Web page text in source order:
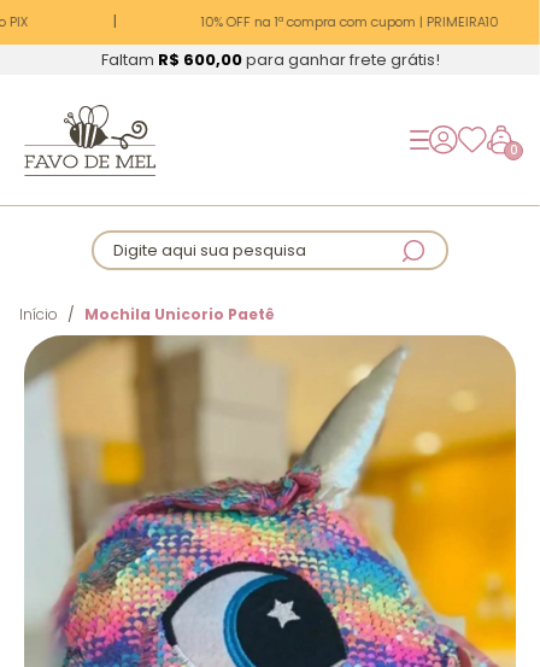
10% OFF na 1ª compra com cupom | PRIMEIRA10
Faltam R$ 600,00para ganhar frete grátis!
0
Digite aqui sua pesquisa
Início Mochila Unicorio Paetê